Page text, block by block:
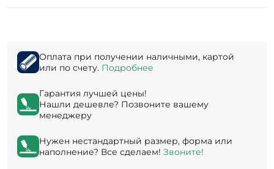
Оплата при получении наличными, картой
или по счету. Подробнее
Гарантия лучшей цены!
Нашли дешевле? Позвоните вашему
менеджеру
Нужен нестандартный размер, форма или
наполнение? Все сделаем! Звоните!